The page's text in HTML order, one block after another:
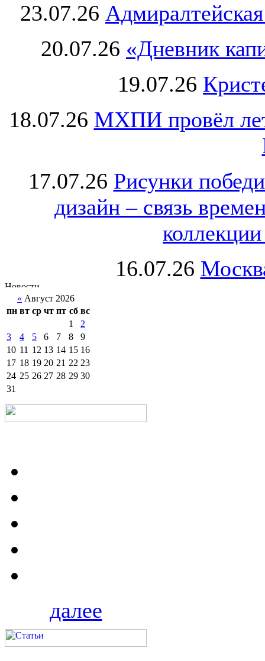
23.07.26
20.07.26 «Дневник
19.07.26
18.07.26 МХПИ провёл
17.07.26 Рисунки
дизайн – связь
16.07.26
« Август 2026
пн вт ср чт пт сб вс
1
2
3
4 5 6 7 8
9
10 11 12 13 14 15 16
17 18 19 20 21 22 23
24 25 26 27 28 29 30
31
далее